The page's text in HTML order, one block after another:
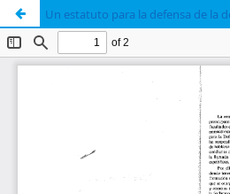
Un estatuto para la defensa de la